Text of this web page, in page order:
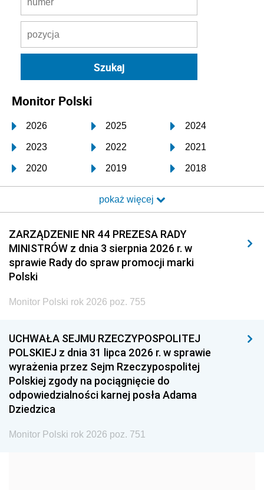
Monitor Polski
2026 2025 2024
2023 2022 2021
2020 2019 2018
2017 2016 2015
2014 2013 2012
2011 2010 2009
2008 2007 2006
2005
1996 1995 1994
1993 1992 1991
1990 1989
1987 1986 1985
pokaż więcej
ZARZĄDZENIE NR 44 PREZESA RADY
MINISTRÓW z dnia 3 sierpnia 2026 r. w
sprawie Rady do spraw promocji marki
Polski
Monitor Polski rok 2026 poz. 755
UCHWAŁA SEJMU RZECZYPOSPOLITEJ
POLSKIEJ z dnia 31 lipca 2026 r. w sprawie
wyrażenia przez Sejm Rzeczypospolitej
Polskiej zgody na pociągnięcie do
odpowiedzialności karnej posła Adama
Dziedzica
Monitor Polski rok 2026 poz. 751